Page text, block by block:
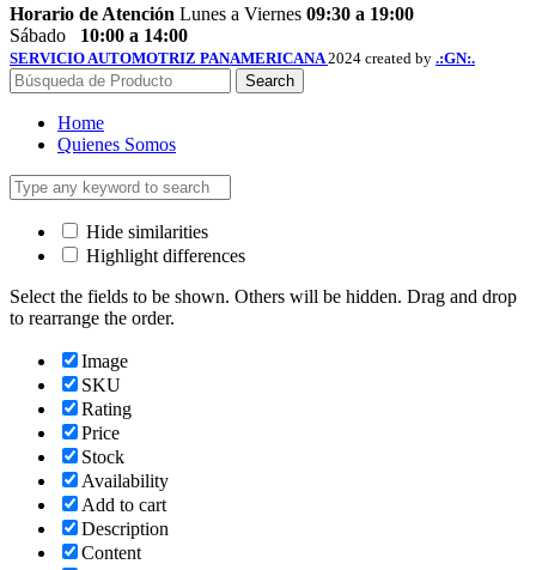
Horario de Atención Lunes a Viernes 09:30 a 19:00
Sábado 10:00 a 14:00
SERVICIO AUTOMOTRIZ PANAMERICANA2024 created by .:GN:.
Search
Home
Quienes Somos
Hide similarities
Highlight differences
Select the fields to be shown. Others will be hidden. Drag and drop
to rearrange the order.
Image
SKU
Rating
Price
Stock
Availability
Add to cart
Description
Content